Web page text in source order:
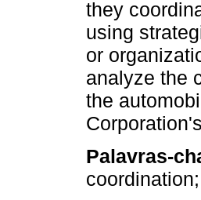
they
using
or
analyze the
the
Palavras-